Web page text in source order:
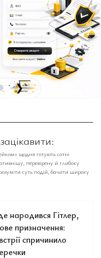
❯
щодня готують сотні
перевірену й глибоку
суть подій, бачити широку
народився Гітлер,
призначення:
спричинило